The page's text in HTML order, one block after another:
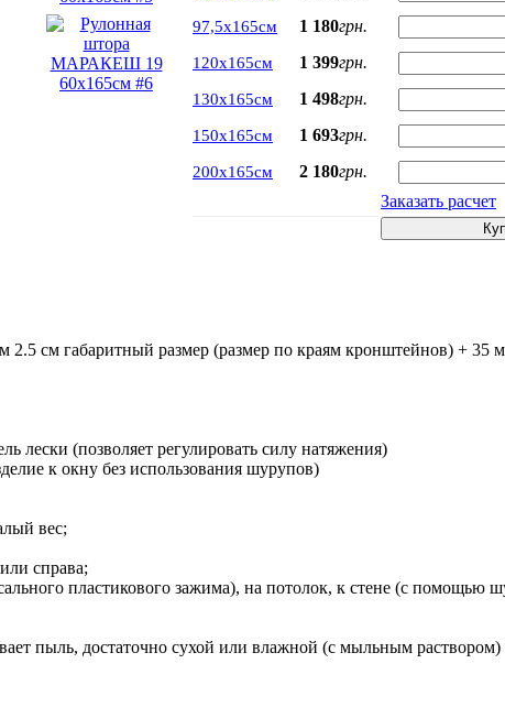
97,5х165см 1 180грн.
120х165см 1 399грн.
130х165см 1 498грн.
150х165см 1 693грн.
200х165см 2 180грн.
Заказать расчет
2.5 см габаритный размер (размер по краям кронштейнов) + 35
лески (позволяет регулировать силу натяжения)
к окну без использования шурупов)
вес;
справа;
пластикового зажима), на потолок, к стене (с помощью
пыль, достаточно сухой или влажной (с мыльным раствором)